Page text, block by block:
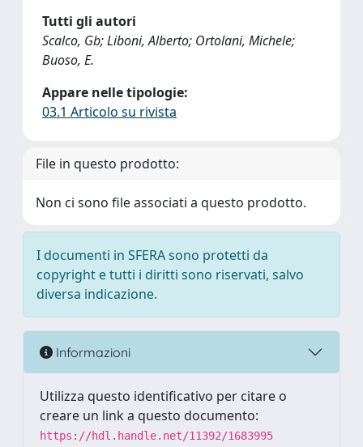
Tutti gli autori
Scalco, Gb; Liboni, Alberto; Ortolani, Michele;
Buoso, E.
Appare nelle tipologie:
03.1 Articolo su rivista
File in questo prodotto:
Non ci sono file associati a questo prodotto.
I documenti in SFERA sono protetti da
copyright e tutti i diritti sono riservati, salvo
diversa indicazione.
Informazioni
Utilizza questo identificativo per citare o
creare un link a questo documento:
https://hdl.handle.net/11392/1683995